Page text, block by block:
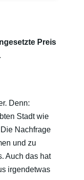
Preis
Denn:
Stadt wie
Nachfrage
und zu
Auch das hat
irgendetwas